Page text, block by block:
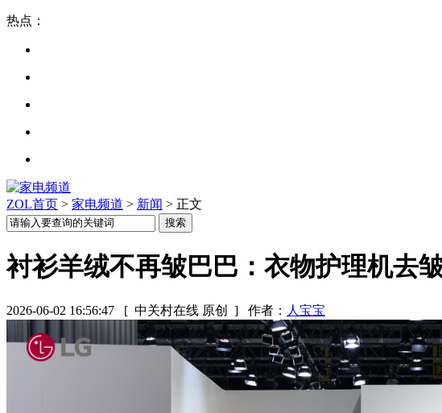
热点：
ZOL首页 > 家电频道 > 新闻 > 正文
衬衫羊绒不再皱巴巴：衣物护理机去
2026-06-02 16:56:47 [ 中关村在线 原创 ] 作者： 人宝宝